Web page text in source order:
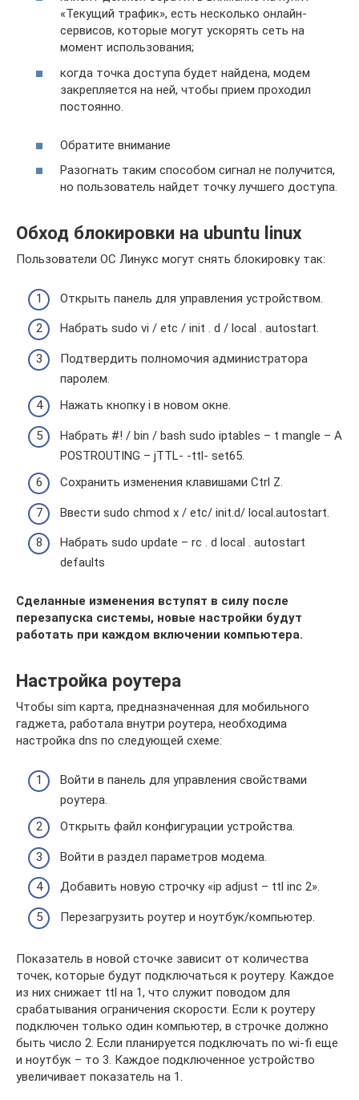
«Текущий трафик», есть несколько онлайн-
сервисов, которые могут ускорять сеть на
момент использования;
когда точка доступа будет найдена, модем
закрепляется на ней, чтобы прием проходил
постоянно.
Обратите внимание
Разогнать таким способом сигнал не получится,
но пользователь найдет точку лучшего доступа.
Обход блокировки на ubuntu linux
Пользователи ОС Линукс могут снять блокировку так:
Открыть панель для управления устройством.
Набрать sudo vi / etc / init . d / local . autostart.
Подтвердить полномочия администратора
паролем.
Нажать кнопку i в новом окне.
Набрать #! / bin / bash sudo iptables – t mangle – A
POSTROUTING – jTTL- -ttl- set65.
Сохранить изменения клавишами Ctrl Z.
Ввести sudo chmod x / etc/ init.d/ local.autostart.
Набрать sudo update – rc . d local . autostart
defaults
Сделанные изменения вступят в силу после
перезапуска системы, новые настройки будут
работать при каждом включении компьютера.
Настройка роутера
Чтобы sim карта, предназначенная для мобильного
гаджета, работала внутри роутера, необходима
настройка dns по следующей схеме:
Войти в панель для управления свойствами
роутера.
Открыть файл конфигурации устройства.
Войти в раздел параметров модема.
Добавить новую строчку «ip adjust – ttl inc 2».
Перезагрузить роутер и ноутбук/компьютер.
Показатель в новой сточке зависит от количества
точек, которые будут подключаться к роутеру. Каждое
из них снижает ttl на 1, что служит поводом для
срабатывания ограничения скорости. Если к роутеру
подключен только один компьютер, в строчке должно
быть число 2. Если планируется подключать по wi-fi еще
и ноутбук – то 3. Каждое подключенное устройство
увеличивает показатель на 1.